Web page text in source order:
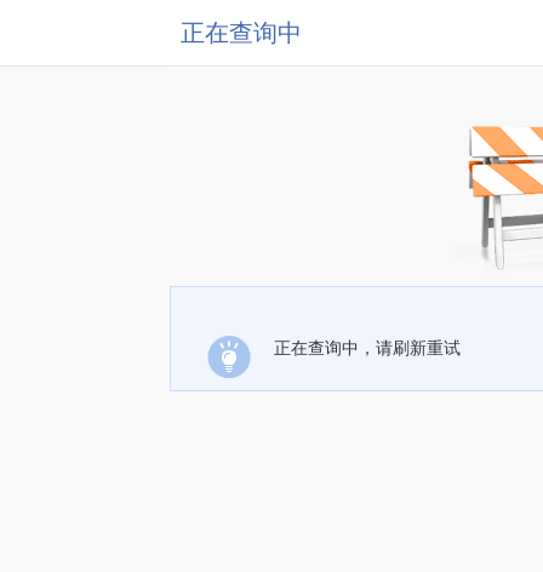
正在查询中
正在查询中，请刷新重试